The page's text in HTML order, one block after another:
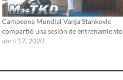
Campeona Mundial Vanja Stankovic
compartió una sesión de entrenamiento
abril 17, 2020